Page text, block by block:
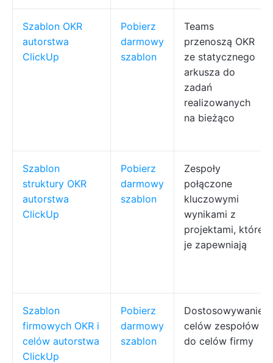
Szablon OKR
autorstwa
ClickUp
Pobierz
darmowy
szablon
Teams
przenoszą OKR
ze statycznego
arkusza do
zadań
realizowanych
na bieżąco
Szablon
struktury OKR
autorstwa
ClickUp
Pobierz
darmowy
szablon
Zespoły
połączone
kluczowymi
wynikami z
projektami, które
je zapewniają
Szablon
firmowych OKR i
celów autorstwa
ClickUp
Pobierz
darmowy
szablon
Dostosowywanie
celów zespołów
do celów firmy